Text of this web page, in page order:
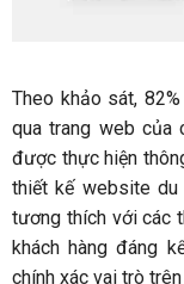
Theo khảo sát,
qua trang web của
được thực hiện
thiết kế website
tương thích với các
khách hàng đáng
chính xác vai trò